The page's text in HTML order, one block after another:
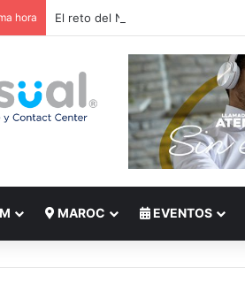
hora El reto del Nearshoring: Crisis de
MAROC EVENTOS